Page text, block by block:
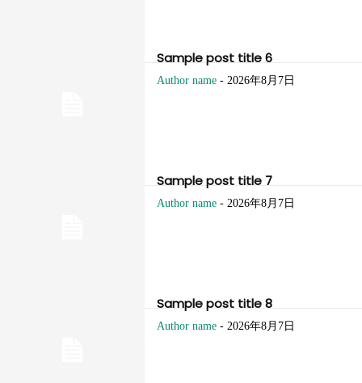
Sample post title 6
Author name - 2026年8月7日
Sample post title 7
Author name - 2026年8月7日
Sample post title 8
Author name - 2026年8月7日